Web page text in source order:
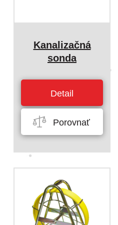
Kanalizačná
sonda
Detail
Porovnať